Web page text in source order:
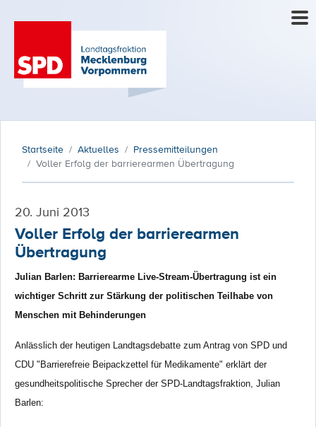
Startseite Aktuelles
Pressemitteilungen
Voller Erfolg der barrierearmen Übertragung
20. Juni 2013
Voller Erfolg der barrierearmen
Übertragung
Julian Barlen: Barrierearme Live-Stream-Übertragung ist ein
wichtiger Schritt zur Stärkung der politischen Teilhabe von
Menschen mit Behinderungen
Anlässlich der heutigen Landtagsdebatte zum Antrag von SPD und
CDU "Barrierefreie Beipackzettel für Medikamente" erklärt der
gesundheitspolitische Sprecher der SPD-Landtagsfraktion, Julian
Barlen: